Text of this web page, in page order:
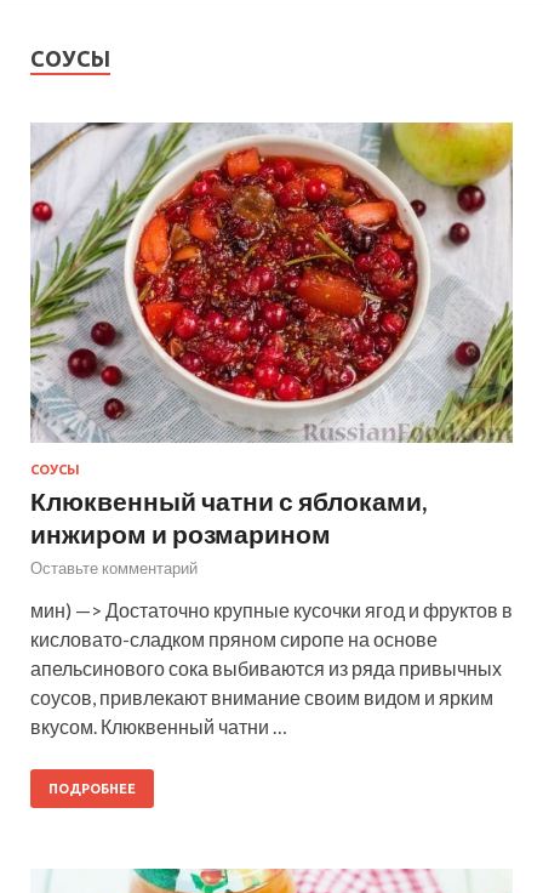
СОУСЫ
СОУСЫ
Клюквенный чатни с яблоками,
инжиром и розмарином
Оставьте комментарий
мин) —> Достаточно крупные кусочки ягод и фруктов в
кисловато-сладком пряном сиропе на основе
апельсинового сока выбиваются из ряда привычных
соусов, привлекают внимание своим видом и ярким
вкусом. Клюквенный чатни …
ПОДРОБНЕЕ